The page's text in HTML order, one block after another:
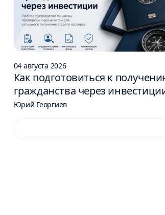
04 августа 2026
Как подготовиться к
гражданства через
году: 6 шагов
Юрий Георгиев